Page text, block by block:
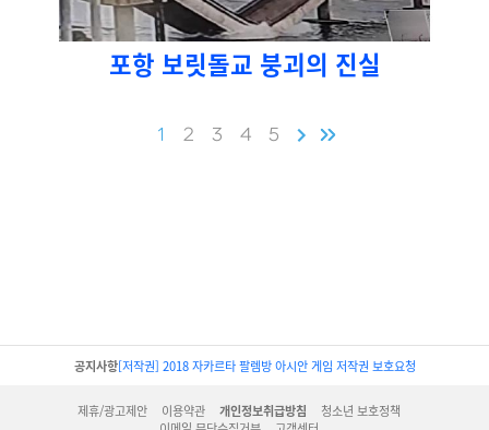
포항 보릿돌교 붕괴의 진실
1 2 3 4 5
공지사항[저작권] 2018 자카르타 팔렘방 아시안 게임 저작권 보호요청
제휴/광고제안 이용약관 개인정보취급방침
청소년 보호정책